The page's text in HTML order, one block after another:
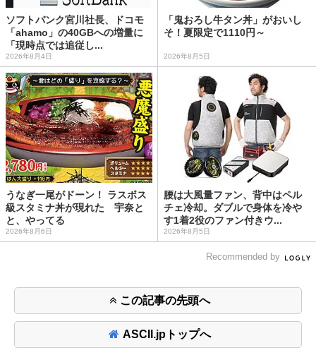
ソフトバンク宮川社長、ドコモ
「ahamo」の40GBへの増量に
「現時点では追従し...
2026年8月4日
「鬼おろし牛タン丼」がおいし
そ！夏限定で1110円～
2026年8月5日
うなぎ一尾がドーン！ ラスボス
級スタミナ丼が現れた 宇奈と
と、やってる
2026年8月6日
腰は大風量ファン、背中はペル
チェ冷却。ダブルで身体を冷や
す1着2役のファン付きウ...
2026年8月5日
Recommended by
この記事の先頭へ
ASCII.jpトップへ